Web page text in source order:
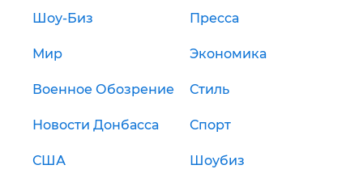
Шоу-Биз Пресса
Мир Экономика
Военное Обозрение Стиль
Новости Донбасса Спорт
США Шоубиз